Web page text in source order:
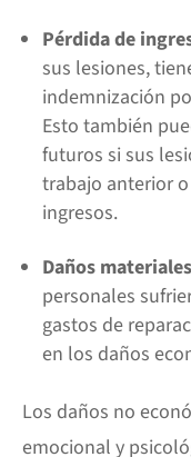
Pérdida de
sus lesiones,
indemnización
Esto también
futuros si sus
trabajo anterior
ingresos.
Daños
personales
gastos de
en los daños
Los daños no
emocional y